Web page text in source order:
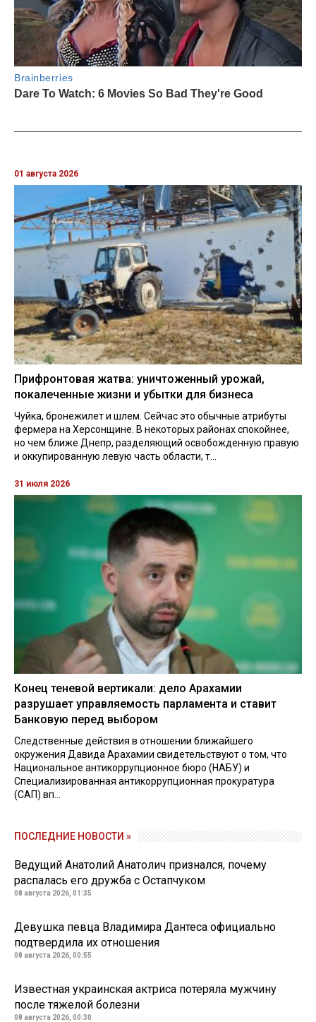
01 августа 2026
Прифронтовая жатва: уничтоженный урожай,
покалеченные жизни и убытки для бизнеса
Чуйка, бронежилет и шлем. Сейчас это обычные атрибуты
фермера на Херсонщине. В некоторых районах спокойнее,
но чем ближе Днепр, разделяющий освобожденную правую
и оккупированную левую часть области, т...
31 июля 2026
Конец теневой вертикали: дело Арахамии
разрушает управляемость парламента и ставит
Банковую перед выбором
Следственные действия в отношении ближайшего
окружения Давида Арахамии свидетельствуют о том, что
Национальное антикоррупционное бюро (НАБУ) и
Специализированная антикоррупционная прокуратура
(САП) вп...
ПОСЛЕДНИЕ НОВОСТИ »
Ведущий Анатолий Анатолич признался, почему
распалась его дружба с Остапчуком
08 августа 2026, 01:35
Девушка певца Владимира Дантеса официально
подтвердила их отношения
08 августа 2026, 00:55
Известная украинская актриса потеряла мужчину
после тяжелой болезни
08 августа 2026, 00:30